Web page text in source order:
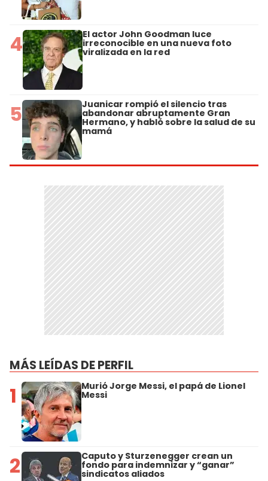
4 El actor John Goodman luce
irreconocible en una nueva foto
viralizada en la red
5 Juanicar rompió el silencio tras
abandonar abruptamente Gran
Hermano, y habló sobre la salud de su
mamá
MÁS LEÍDAS DE PERFIL
1 Murió Jorge Messi, el papá de Lionel
Messi
2 Caputo y Sturzenegger crean un
fondo para indemnizar y “ganar”
sindicatos aliados